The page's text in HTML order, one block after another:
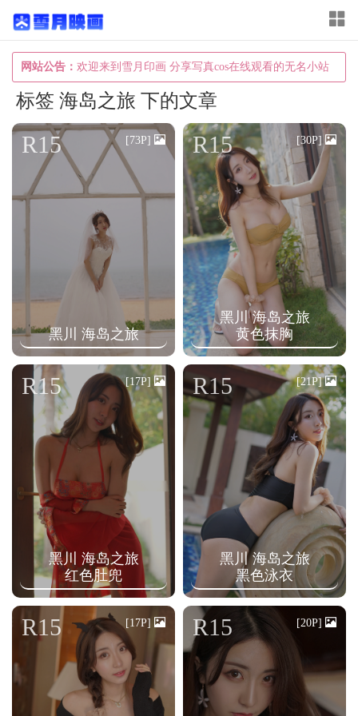
网站公告： 欢迎来到雪月印画 分享写真cos在线观看的无名小站
T
o
g
e
n
a
i
g
a
t
o
n
标签 海岛之旅 下的文章
黑川 海岛之旅
R15 [73P]
黑川 海岛之旅
黄色抹胸
R15 [30P]
黑川 海岛之旅
红色肚兜
R15 [17P]
黑川 海岛之旅
黑色泳衣
R15 [21P]
R15 [17P] R15 [20P]